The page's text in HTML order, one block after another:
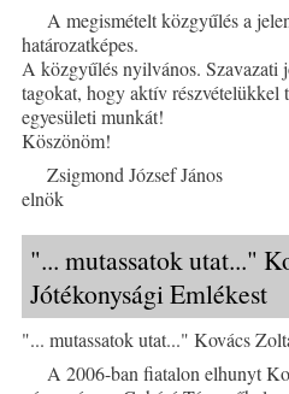
A megismételt közgyűlés a
határozatképes.
A közgyűlés nyilvános. Szavazati
tagokat, hogy aktív részvételükkel
egyesületi munkát!
Köszönöm!
Zsigmond József János
elnök
"... mutassatok utat..."
Jótékonysági Emlékest
"... mutassatok utat..." Kovács
A 2006-ban fiatalon elhunyt